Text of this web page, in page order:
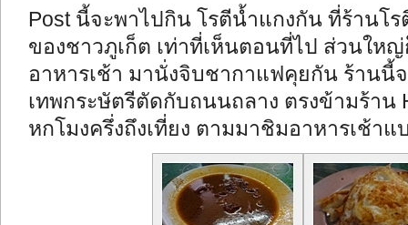
Post นี้จะพาไปกิน โรตีน้ำแกงกัน ที่ร้านโ
ของชาวภูเก็ต เท่าที่เห็นตอนที่ไป ส่วนให
อาหารเช้า มานั่งจิบชากาแฟคุยกัน ร้าน
เทพกระษัตรีตัดกับถนนถลาง ตรงข้ามร้าน
หกโมงครึ่งถึงเที่ยง ตามมาชิมอาหารเช้า